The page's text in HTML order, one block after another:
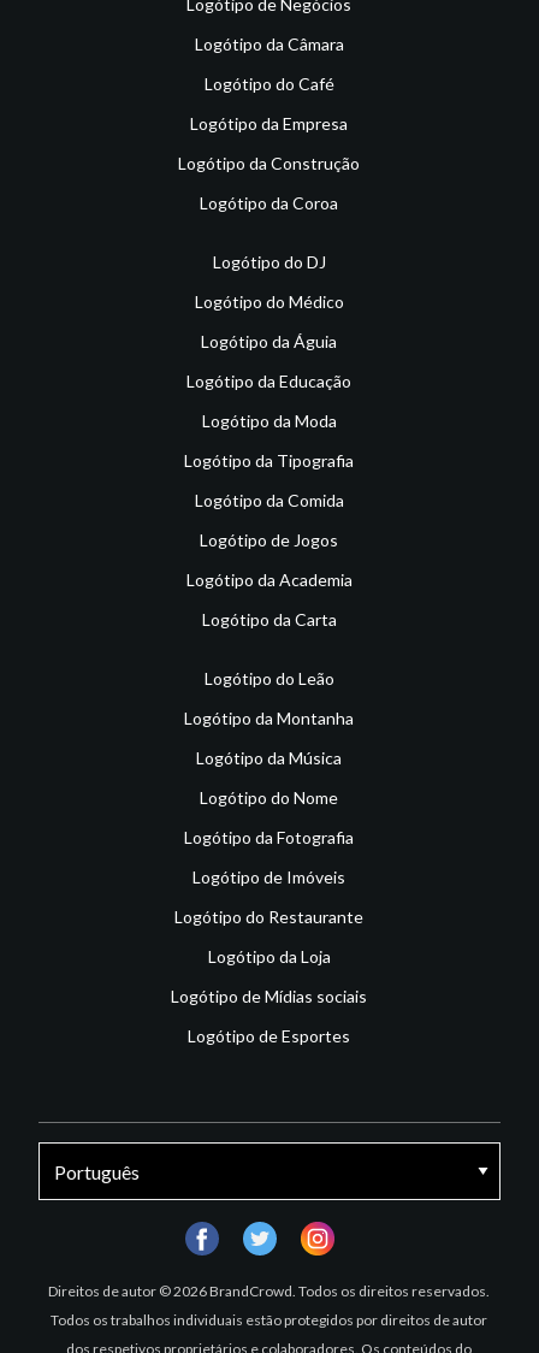
Logótipo da Câmara
Logótipo do Café
Logótipo da Empresa
Logótipo da Construção
Logótipo da Coroa
Logótipo do DJ
Logótipo do Médico
Logótipo da Águia
Logótipo da Educação
Logótipo da Moda
Logótipo da Tipografia
Logótipo da Comida
Logótipo de Jogos
Logótipo da Academia
Logótipo da Carta
Logótipo do Leão
Logótipo da Montanha
Logótipo da Música
Logótipo do Nome
Logótipo da Fotografia
Logótipo de Imóveis
Logótipo do Restaurante
Logótipo da Loja
Logótipo de Mídias sociais
Logótipo de Esportes
Direitos de autor © 2026 BrandCrowd. Todos os direitos reservados.
Todos os trabalhos individuais estão protegidos por direitos de autor
dos respetivos proprietários e colaboradores. Os conteúdos do
facebooktwitter instagram